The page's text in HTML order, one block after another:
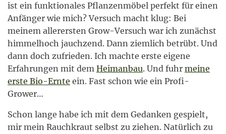
ist ein funktionales Pflanzenmöbel perfekt für einen
Anfänger wie mich? Versuch macht klug: Bei
meinem allerersten Grow-Versuch war ich zunächst
himmelhoch jauchzend. Dann ziemlich betrübt. Und
dann doch zufrieden. Ich machte erste eigene
Erfahrungen mit dem Heimanbau. Und fuhr meine
erste Bio-Ernte ein. Fast schon wie ein Profi-
Grower…
Schon lange habe ich mit dem Gedanken gespielt,
mir mein Rauchkraut selbst zu ziehen. Natürlich zu